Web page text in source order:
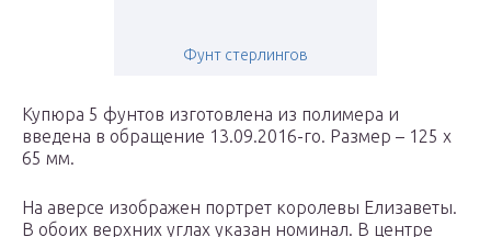
Фунт стерлингов
Купюра 5 фунтов изготовлена из полимера и
введена в обращение 13.09.2016-го. Размер – 125 х
65 мм.
На аверсе изображен портрет королевы Елизаветы.
В обоих верхних углах указан номинал. В центре